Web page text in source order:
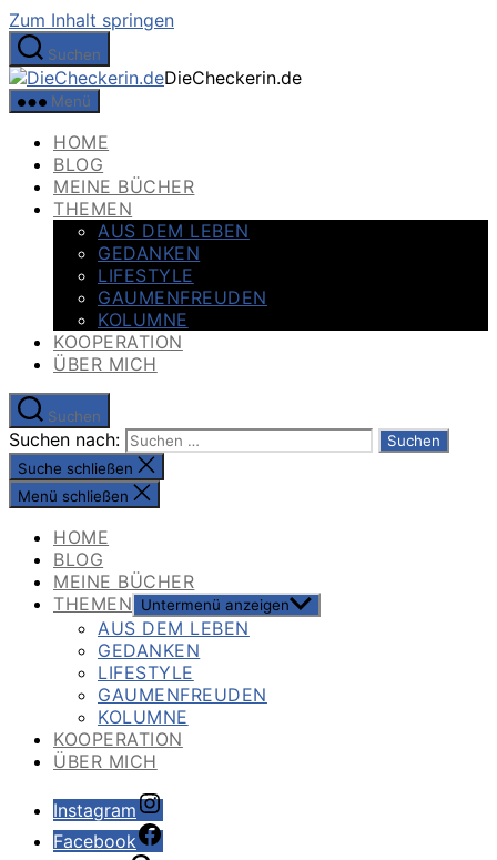
Zum Inhalt springen
Suchen
DieCheckerin.de
Menü
HOME
BLOG
MEINE BÜCHER
THEMEN
AUS DEM LEBEN
GEDANKEN
LIFESTYLE
GAUMENFREUDEN
KOLUMNE
KOOPERATION
ÜBER MICH
Suchen
Suchen nach:
Suche schließen
Menü schließen
HOME
BLOG
MEINE BÜCHER
THEMEN
Untermenü anzeigen
AUS DEM LEBEN
GEDANKEN
LIFESTYLE
GAUMENFREUDEN
KOLUMNE
KOOPERATION
ÜBER MICH
Instagram
Facebook